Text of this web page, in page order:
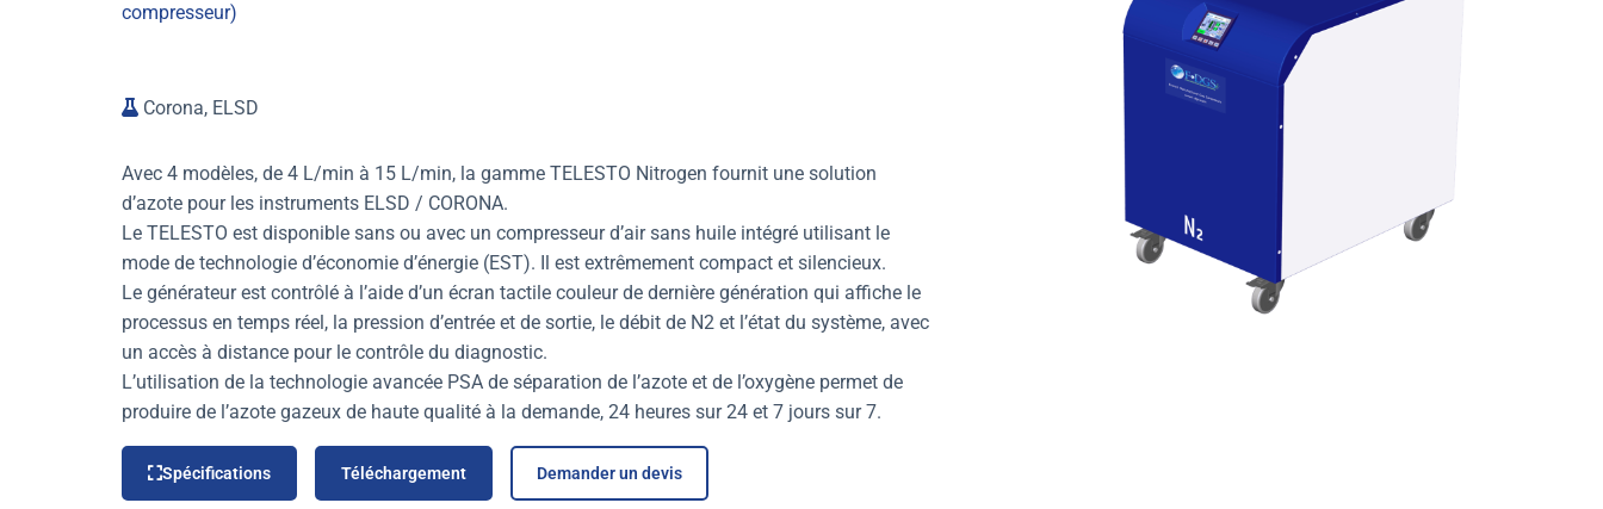
compresseur)
Corona, ELSD
Avec 4 modèles, de 4 L/min à 15 L/min, la gamme TELESTO Nitrogen fournit une solution
d’azote pour les instruments ELSD / CORONA.
Le TELESTO est disponible sans ou avec un compresseur d’air sans huile intégré utilisant le
mode de technologie d’économie d’énergie (EST). Il est extrêmement compact et silencieux.
Le générateur est contrôlé à l’aide d’un écran tactile couleur de dernière génération qui affiche le
processus en temps réel, la pression d’entrée et de sortie, le débit de N2 et l’état du système, avec
un accès à distance pour le contrôle du diagnostic.
L’utilisation de la technologie avancée PSA de séparation de l’azote et de l’oxygène permet de
produire de l’azote gazeux de haute qualité à la demande, 24 heures sur 24 et 7 jours sur 7.
Spécifications Téléchargement Demander un devis